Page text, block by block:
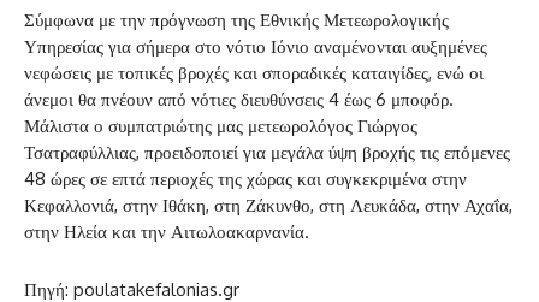
Σύμφωνα με την πρόγνωση της Εθνικής Μετεωρολογικής
Υπηρεσίας για σήμερα στο νότιο Ιόνιο αναμένονται αυξημένες
νεφώσεις με τοπικές βροχές και σποραδικές καταιγίδες, ενώ οι
άνεμοι θα πνέουν από νότιες διευθύνσεις 4 έως 6 μποφόρ.
Μάλιστα ο συμπατριώτης μας μετεωρολόγος Γιώργος
Τσατραφύλλιας, προειδοποιεί για μεγάλα ύψη βροχής τις επόμενες
48 ώρες σε επτά περιοχές της χώρας και συγκεκριμένα στην
Κεφαλλονιά, στην Ιθάκη, στη Ζάκυνθο, στη Λευκάδα, στην Αχαΐα,
στην Ηλεία και την Αιτωλοακαρνανία.
Πηγή: poulatakefalonias.gr